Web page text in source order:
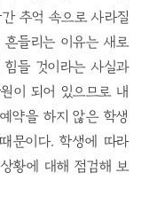
추억 속으로 사라질
들리는 이유는 새로
들 것이라는 사실과
이 되어 있으므로 내
약을 하지 않은 학생
문이다. 학생에 따라
황에 대해 점검해 보